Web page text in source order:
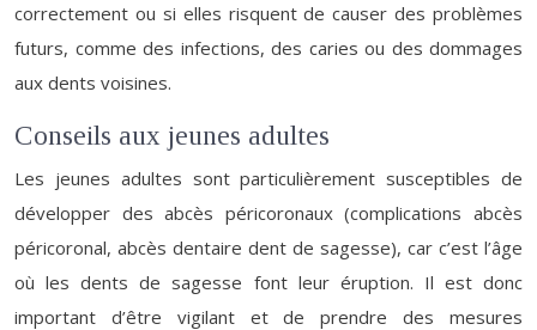
correctement ou si elles risquent de causer des problèmes
futurs, comme des infections, des caries ou des dommages
aux dents voisines.
Conseils aux jeunes adultes
Les jeunes adultes sont particulièrement susceptibles de
développer des abcès péricoronaux (complications abcès
péricoronal, abcès dentaire dent de sagesse), car c’est l’âge
où les dents de sagesse font leur éruption. Il est donc
important d’être vigilant et de prendre des mesures